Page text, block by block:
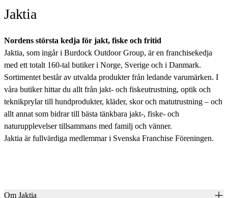
Jaktia
Nordens största kedja för jakt, fiske och fritid
Jaktia, som ingår i Burdock Outdoor Group, är en franchisekedja
med ett totalt 160-tal butiker i Norge, Sverige och i Danmark.
Sortimentet består av utvalda produkter från ledande varumärken. I
våra butiker hittar du allt från jakt- och fiskeutrustning, optik och
teknikprylar till hundprodukter, kläder, skor och matutrustning – och
allt annat som bidrar till bästa tänkbara jakt-, fiske- och
naturupplevelser tillsammans med familj och vänner.
Jaktia är fullvärdiga medlemmar i Svenska Franchise Föreningen.
Om Jaktia